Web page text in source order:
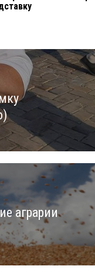
аграрии